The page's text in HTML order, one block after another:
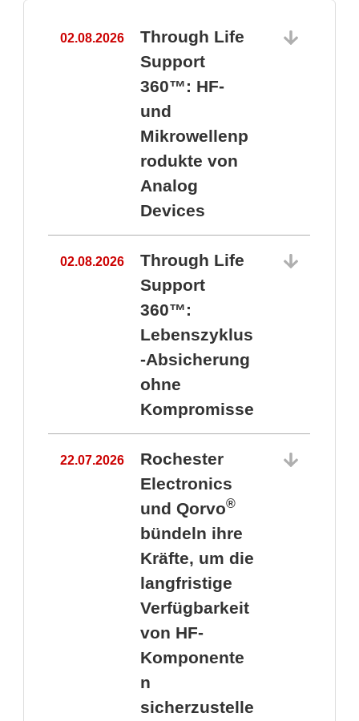
02.08.2026
Through Life
Support
360™: HF-
und
Mikrowellenp
rodukte von
Analog
Devices
02.08.2026
Through Life
Support
360™:
Lebenszyklus
-Absicherung
ohne
Kompromisse
22.07.2026
Rochester
Electronics
und Qorvo®
bündeln ihre
Kräfte, um die
langfristige
Verfügbarkeit
von HF-
Komponente
n
sicherzustelle